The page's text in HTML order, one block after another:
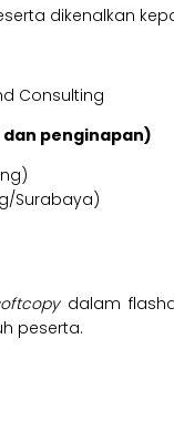
dikenalkan
Consulting
penginapan)
Surabaya)
dalam
peserta.